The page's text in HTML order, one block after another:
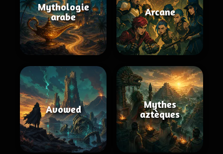
Mythologie
arabe
Arcane
Avowed
Mythes
aztèques